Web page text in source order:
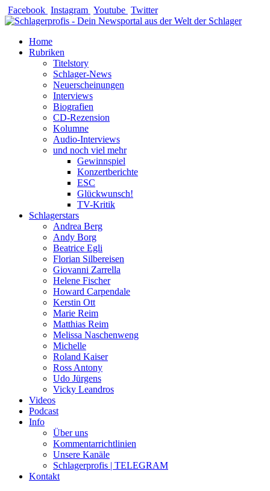
Zum
Inhalt
Facebook Instagram Youtube Twitter
Home
Rubriken
Titelstory
Schlager-News
Neuerscheinungen
Interviews
Biografien
CD-Rezension
Kolumne
Audio-Interviews
und noch viel mehr
Gewinnspiel
Konzertberichte
ESC
Glückwunsch!
TV-Kritik
Schlagerstars
Andrea Berg
Andy Borg
Beatrice Egli
Florian Silbereisen
Giovanni Zarrella
Helene Fischer
Howard Carpendale
Kerstin Ott
Marie Reim
Matthias Reim
Melissa Naschenweng
Michelle
Roland Kaiser
Ross Antony
Udo Jürgens
Vicky Leandros
Videos
Podcast
Info
Über uns
Kommentarrichtlinien
Unsere Kanäle
Schlagerprofis | TELEGRAM
Kontakt